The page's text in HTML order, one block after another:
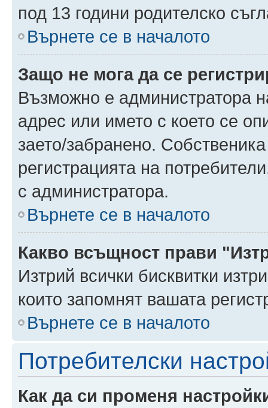
под 13 години родителско
Върнете се в началото
Защо не мога да се
Възможно е администратора
адрес или името с което се
заето/забранено.
регистрацията на
с администратора.
Върнете се в началото
Какво всъщност прави
Изтрий всички бисквитки
които запомнят вашата
Върнете се в началото
Потребителски
Как да си променя